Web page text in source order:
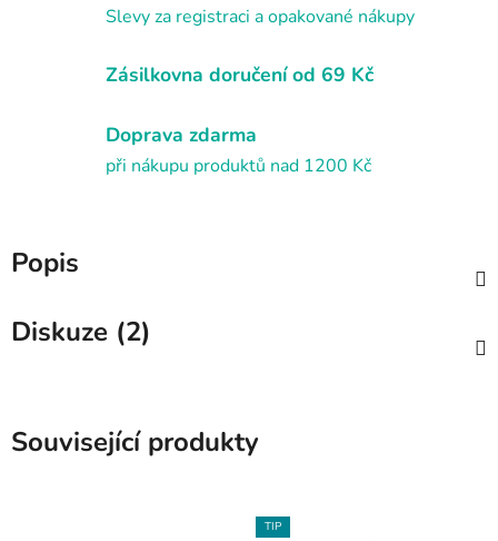
Slevy za registraci a opakované nákupy
Zásilkovna doručení od 69 Kč
Doprava zdarma
při nákupu produktů nad 1200 Kč
Popis
Diskuze (2)
Související produkty
TIP